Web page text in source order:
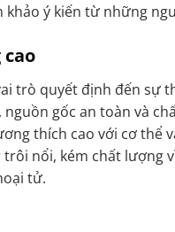
khảo ý kiến từ những
trò quyết định đến sự
gốc an toàn và
thích cao với cơ thể
nổi, kém chất lượng
tử.